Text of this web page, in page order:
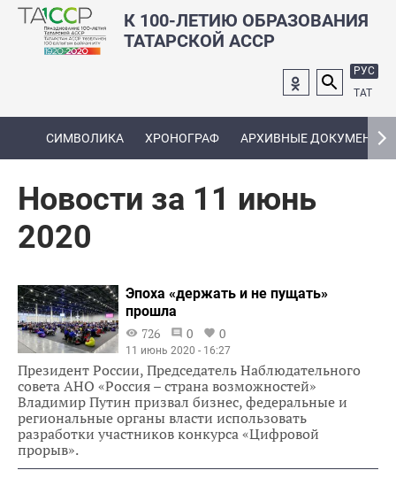
К 100-ЛЕТИЮ ОБРАЗОВАНИЯ
ТАТАРСКОЙ АССР
РУС
ТАТ
СИМВОЛИКА ХРОНОГРАФ АРХИВНЫЕ ДОКУМЕНТЫ
Новости за 11 июнь
2020
Эпоха «держать и не пущать»
прошла
726
0 0
11 июнь 2020 - 16:27
Президент России, Председатель Наблюдательного
совета АНО «Россия – страна возможностей»
Владимир Путин призвал бизнес, федеральные и
региональные органы власти использовать
разработки участников конкурса «Цифровой
прорыв».